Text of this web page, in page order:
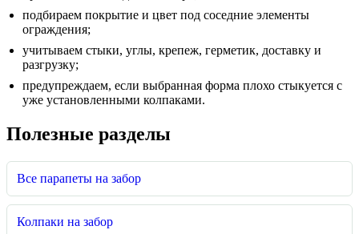
подбираем покрытие и цвет под соседние элементы
ограждения;
учитываем стыки, углы, крепеж, герметик, доставку и
разгрузку;
предупреждаем, если выбранная форма плохо стыкуется с
уже установленными колпаками.
Полезные разделы
Все парапеты на забор
Колпаки на забор